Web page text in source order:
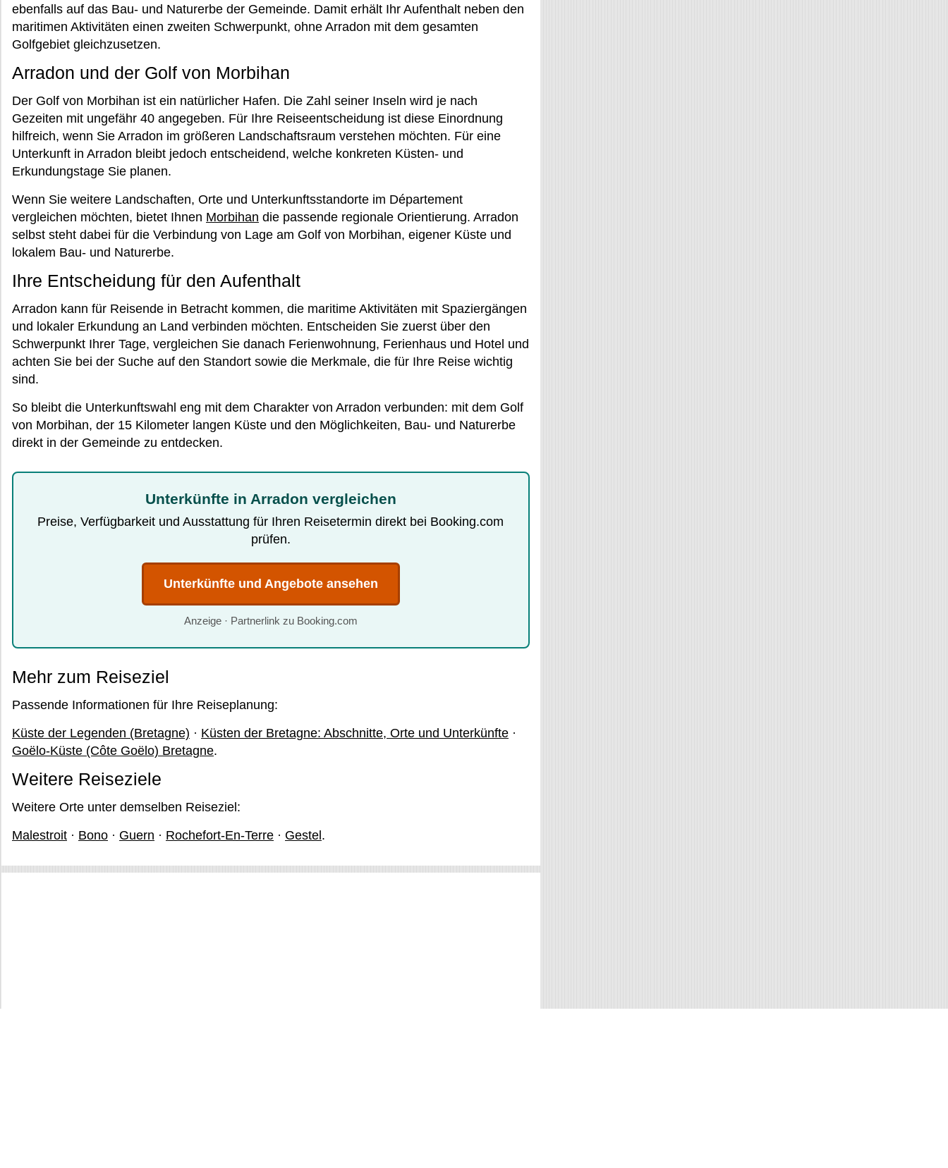
ebenfalls auf das Bau- und Naturerbe der Gemeinde. Damit erhält Ihr Aufenthalt neben den
maritimen Aktivitäten einen zweiten Schwerpunkt, ohne Arradon mit dem gesamten
Golfgebiet gleichzusetzen.
Arradon und der Golf von Morbihan
Der Golf von Morbihan ist ein natürlicher Hafen. Die Zahl seiner Inseln wird je nach
Gezeiten mit ungefähr 40 angegeben. Für Ihre Reiseentscheidung ist diese Einordnung
hilfreich, wenn Sie Arradon im größeren Landschaftsraum verstehen möchten. Für eine
Unterkunft in Arradon bleibt jedoch entscheidend, welche konkreten Küsten- und
Erkundungstage Sie planen.
Wenn Sie weitere Landschaften, Orte und Unterkunftsstandorte im Département
vergleichen möchten, bietet Ihnen Morbihan die passende regionale Orientierung. Arradon
selbst steht dabei für die Verbindung von Lage am Golf von Morbihan, eigener Küste und
lokalem Bau- und Naturerbe.
Ihre Entscheidung für den Aufenthalt
Arradon kann für Reisende in Betracht kommen, die maritime Aktivitäten mit Spaziergängen
und lokaler Erkundung an Land verbinden möchten. Entscheiden Sie zuerst über den
Schwerpunkt Ihrer Tage, vergleichen Sie danach Ferienwohnung, Ferienhaus und Hotel und
achten Sie bei der Suche auf den Standort sowie die Merkmale, die für Ihre Reise wichtig
sind.
So bleibt die Unterkunftswahl eng mit dem Charakter von Arradon verbunden: mit dem Golf
von Morbihan, der 15 Kilometer langen Küste und den Möglichkeiten, Bau- und Naturerbe
direkt in der Gemeinde zu entdecken.
Unterkünfte in Arradon vergleichen
Preise, Verfügbarkeit und Ausstattung für Ihren Reisetermin direkt bei Booking.com
prüfen.
Unterkünfte und Angebote ansehen
Anzeige · Partnerlink zu Booking.com
Mehr zum Reiseziel
Passende Informationen für Ihre Reiseplanung:
Küste der Legenden (Bretagne) · Küsten der Bretagne: Abschnitte, Orte und Unterkünfte ·
Goëlo-Küste (Côte Goëlo) Bretagne.
Weitere Reiseziele
Weitere Orte unter demselben Reiseziel:
Malestroit · Bono · Guern · Rochefort-En-Terre · Gestel .